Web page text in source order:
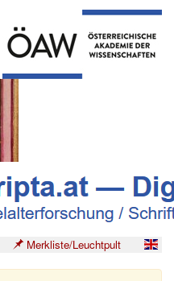
Merkliste/Leuchtpult